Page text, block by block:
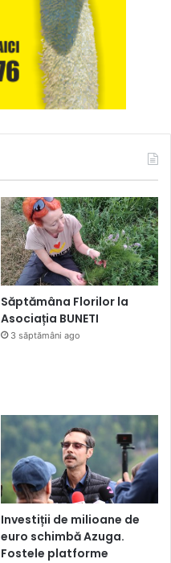
Săptămâna Florilor la
Asociația BUNETI
3 săptămâni ago
Investiții de milioane de
euro schimbă Azuga.
Fostele platforme